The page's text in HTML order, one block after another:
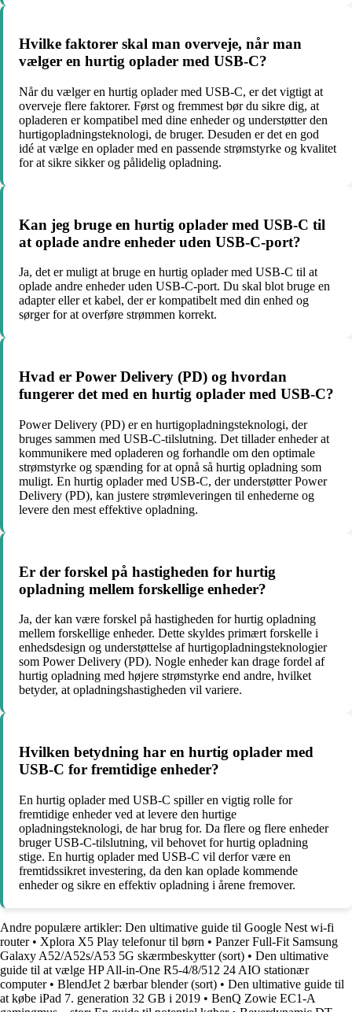
Hvilke faktorer skal man overveje, når man
vælger en hurtig oplader med USB-C?
Når du vælger en hurtig oplader med USB-C, er det vigtigt at
overveje flere faktorer. Først og fremmest bør du sikre dig, at
opladeren er kompatibel med dine enheder og understøtter den
hurtigopladningsteknologi, de bruger. Desuden er det en god
idé at vælge en oplader med en passende strømstyrke og kvalitet
for at sikre sikker og pålidelig opladning.
Kan jeg bruge en hurtig oplader med USB-C til
at oplade andre enheder uden USB-C-port?
Ja, det er muligt at bruge en hurtig oplader med USB-C til at
oplade andre enheder uden USB-C-port. Du skal blot bruge en
adapter eller et kabel, der er kompatibelt med din enhed og
sørger for at overføre strømmen korrekt.
Hvad er Power Delivery (PD) og hvordan
fungerer det med en hurtig oplader med USB-C?
Power Delivery (PD) er en hurtigopladningsteknologi, der
bruges sammen med USB-C-tilslutning. Det tillader enheder at
kommunikere med opladeren og forhandle om den optimale
strømstyrke og spænding for at opnå så hurtig opladning som
muligt. En hurtig oplader med USB-C, der understøtter Power
Delivery (PD), kan justere strømleveringen til enhederne og
levere den mest effektive opladning.
Er der forskel på hastigheden for hurtig
opladning mellem forskellige enheder?
Ja, der kan være forskel på hastigheden for hurtig opladning
mellem forskellige enheder. Dette skyldes primært forskelle i
enhedsdesign og understøttelse af hurtigopladningsteknologier
som Power Delivery (PD). Nogle enheder kan drage fordel af
hurtig opladning med højere strømstyrke end andre, hvilket
betyder, at opladningshastigheden vil variere.
Hvilken betydning har en hurtig oplader med
USB-C for fremtidige enheder?
En hurtig oplader med USB-C spiller en vigtig rolle for
fremtidige enheder ved at levere den hurtige
opladningsteknologi, de har brug for. Da flere og flere enheder
bruger USB-C-tilslutning, vil behovet for hurtig opladning
stige. En hurtig oplader med USB-C vil derfor være en
fremtidssikret investering, da den kan oplade kommende
enheder og sikre en effektiv opladning i årene fremover.
Andre populære artikler: Den ultimative guide til Google Nest wi-fi
router• Xplora X5 Play telefonur til børn • Panzer Full-Fit Samsung
Galaxy A52/A52s/A53 5G skærmbeskytter (sort) • Den ultimative
guide til at vælge HP All-in-One R5-4/8/512 24 AIO stationær
computer• BlendJet 2 bærbar blender (sort) • Den ultimative guide til
at købe iPad 7. generation 32 GB i 2019 • BenQ Zowie EC1-A